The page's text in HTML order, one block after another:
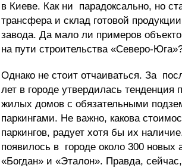
в Киеве. Как ни парадоксально, но
трансфера и склад готовой продукции
завода. Да мало ли примеров
на пути строительства «Северо-
Однако не стоит отчаиваться. За
лет в городе утвердилась тенденция
жилых домов с обязательными
паркингами. Не важно, какова
паркингов, радует хотя бы их
появилось в городе около 300
«Богдан» и «Эталон». Правда, сейчас,